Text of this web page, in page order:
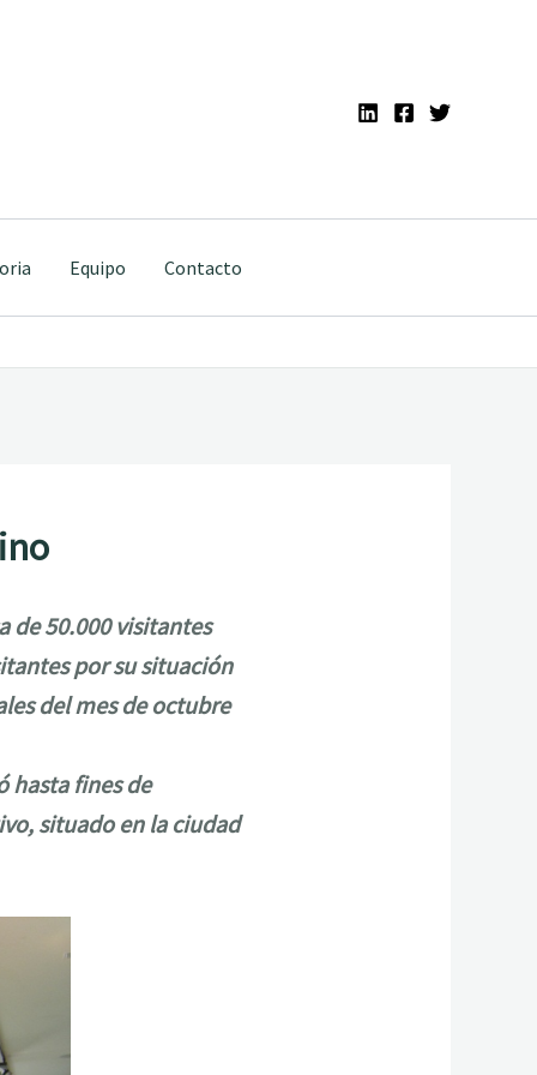
Equipo Contacto
de 50.000 visitantes
por su situación
del mes de octubre
hasta fines de
situado en la ciudad